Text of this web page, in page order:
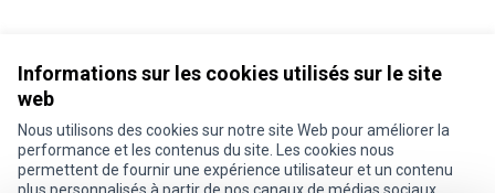
Informations sur les cookies utilisés sur le site
web
Nous utilisons des cookies sur notre site Web pour améliorer la
performance et les contenus du site. Les cookies nous
permettent de fournir une expérience utilisateur et un contenu
Conditions d'utilisation
Paramètres des cookies
Je participe ! sur X
Je participe ! sur Facebook
Je participe ! sur Instagram